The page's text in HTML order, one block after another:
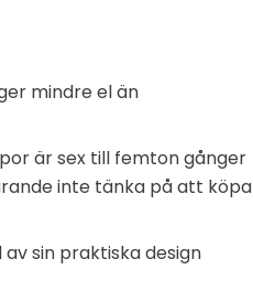
mindre el än
är sex till femton gånger
inte tänka på att köpa
sin praktiska design